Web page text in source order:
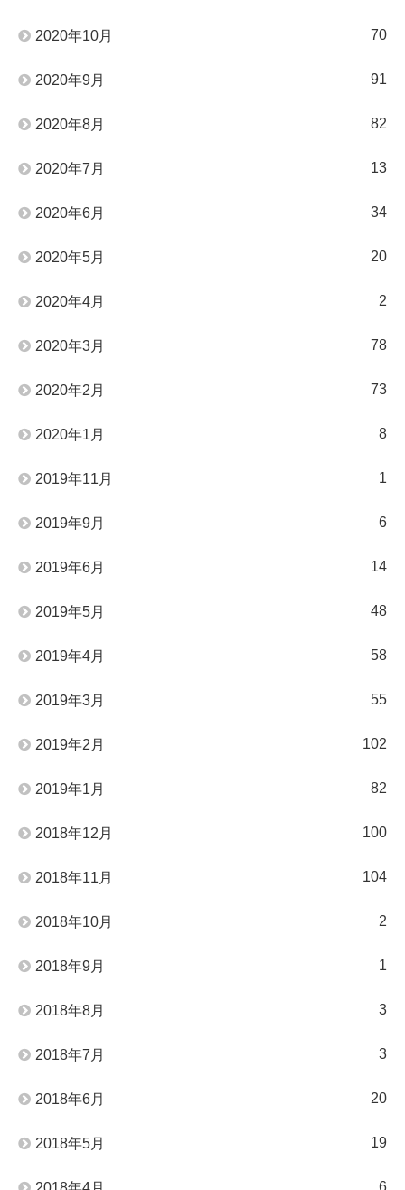
2020年10月 70
2020年9月 91
2020年8月 82
2020年7月 13
2020年6月 34
2020年5月 20
2020年4月 2
2020年3月 78
2020年2月 73
2020年1月 8
2019年11月 1
2019年9月 6
2019年6月 14
2019年5月 48
2019年4月 58
2019年3月 55
2019年2月 102
2019年1月 82
2018年12月 100
2018年11月 104
2018年10月 2
2018年9月 1
2018年8月 3
2018年7月 3
2018年6月 20
2018年5月 19
6